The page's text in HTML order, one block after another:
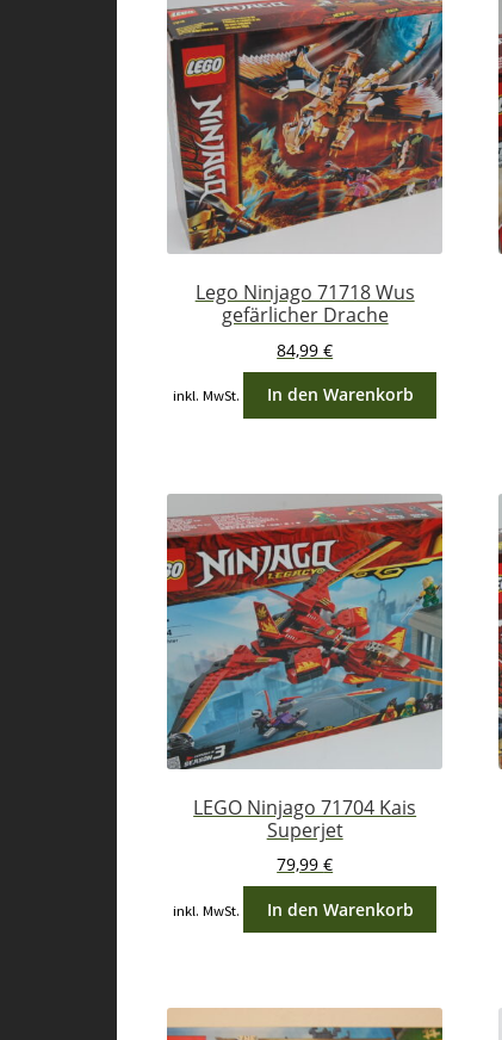
Lego Ninjago 71718 Wus
gefärlicher Drache
84,99€
inkl. MwSt. In den Warenkorb
LEGO Ninjago 71704 Kais
Superjet
79,99€
inkl. MwSt. In den Warenkorb